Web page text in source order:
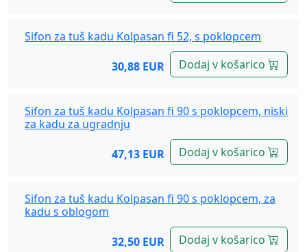
Sifon za tuš kadu Kolpasan fi 52, s poklopcem
30,88 EUR
Dodaj v košarico
Sifon za tuš kadu Kolpasan fi 90 s poklopcem, niski
za kadu za ugradnju
47,13 EUR
Dodaj v košarico
Sifon za tuš kadu Kolpasan fi 90 s poklopcem, za
kadu s oblogom
32,50 EUR
Dodaj v košarico